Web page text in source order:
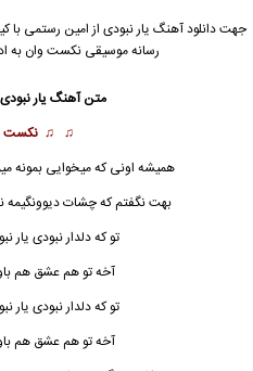
جهت دانلود آهنگ یار نبودی از امین رستمی
رسانه موسیقی نکست وان به
متن آهنگ یار
♫ ♫ نکست
همیشه اونی که میخوایی بمونه
بهت نگفتم که چشات دیوونگیمه
تو که دلدار نبودی
آخه تو هم عشق هم
تو که دلدار نبودییار
آخه تو هم عشق هم